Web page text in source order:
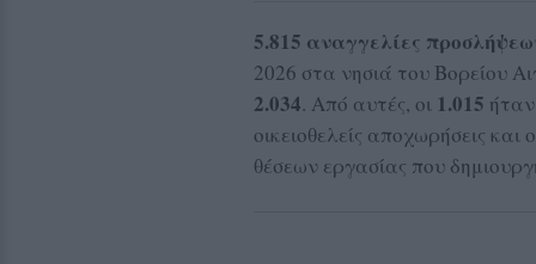
5.815 αναγγελίες
2026 στα νησιά του Βορείου
2.034. Από αυτές, οι 1.015
οικειοθελείς αποχωρήσεις και
θέσεων εργασίας που